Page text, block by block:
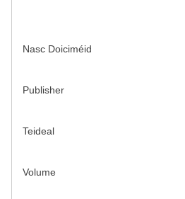
Nasc Doiciméid
Publisher
Teideal
Volume